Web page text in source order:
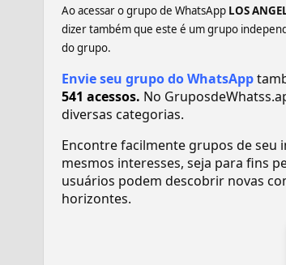
Ao acessar o grupo de WhatsApp LOS
dizer também que este é um grupo
do grupo.
Envie seu grupo do WhatsApp
541 acessos. No
diversas categorias.
Encontre facilmente grupos de seu
mesmos interesses, seja para fins
usuários podem descobrir novas
horizontes.